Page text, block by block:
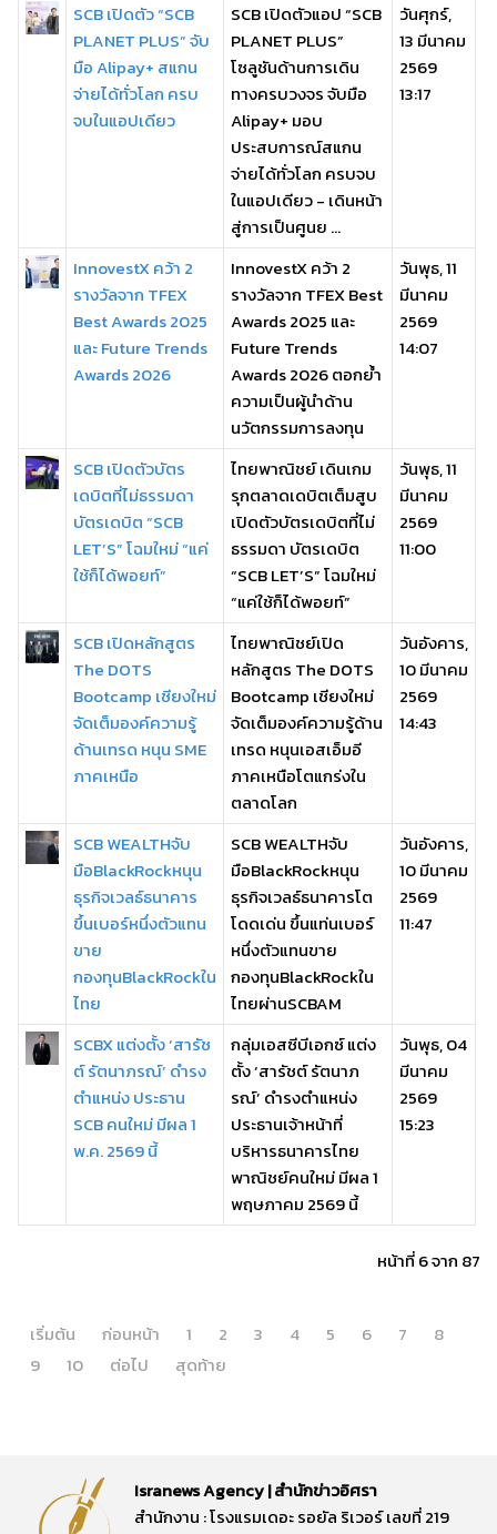
SCB เปิดตัว “SCB
PLANET PLUS” จับ
มือ Alipay+ สแกน
จ่ายได้ทั่วโลก ครบ
จบในแอปเดียว
SCB เปิดตัวแอป “SCB
PLANET PLUS”
โซลูชันด้านการเดิน
ทางครบวงจร จับมือ
Alipay+ มอบ
ประสบการณ์สแกน
จ่ายได้ทั่วโลก ครบจบ
ในแอปเดียว - เดินหน้า
สู่การเป็นศูนย ...
วันศุกร์,
13 มีนาคม
2569
13:17
InnovestX คว้า 2
รางวัลจาก TFEX
Best Awards 2025
และ Future Trends
Awards 2026
InnovestX คว้า 2
รางวัลจาก TFEX Best
Awards 2025 และ
Future Trends
Awards 2026 ตอกย้ำ
ความเป็นผู้นำด้าน
นวัตกรรมการลงทุน
วันพุธ, 11
มีนาคม
2569
14:07
SCB เปิดตัวบัตร
เดบิตที่ไม่ธรรมดา
บัตรเดบิต “SCB
LET’S” โฉมใหม่ “แค่
ใช้ก็ได้พอยท์”
ไทยพาณิชย์ เดินเกม
รุกตลาดเดบิตเต็มสูบ
เปิดตัวบัตรเดบิตที่ไม่
ธรรมดา บัตรเดบิต
“SCB LET’S” โฉมใหม่
“แค่ใช้ก็ได้พอยท์”
วันพุธ, 11
มีนาคม
2569
11:00
SCB เปิดหลักสูตร
The DOTS
Bootcamp เชียงใหม่
จัดเต็มองค์ความรู้
ด้านเทรด หนุน SME
ภาคเหนือ
ไทยพาณิชย์เปิด
หลักสูตร The DOTS
Bootcamp เชียงใหม่
จัดเต็มองค์ความรู้ด้าน
เทรด หนุนเอสเอ็มอี
ภาคเหนือโตแกร่งใน
ตลาดโลก
วันอังคาร,
10 มีนาคม
2569
14:43
SCB WEALTHจับ
มือBlackRockหนุน
ธุรกิจเวลธ์ธนาคาร
ขึ้นเบอร์หนึ่งตัวแทน
ขาย
กองทุนBlackRockใน
ไทย
SCB WEALTHจับ
มือBlackRockหนุน
ธุรกิจเวลธ์ธนาคารโต
โดดเด่น ขึ้นแท่นเบอร์
หนึ่งตัวแทนขาย
กองทุนBlackRockใน
ไทยผ่านSCBAM
วันอังคาร,
10 มีนาคม
2569
11:47
SCBX แต่งตั้ง ‘สารัช
ต์ รัตนาภรณ์’ ดำรง
ตำแหน่ง ประธาน
SCB คนใหม่ มีผล 1
พ.ค. 2569 นี้
กลุ่มเอสซีบีเอกซ์ แต่ง
ตั้ง ‘สารัชต์ รัตนาภ
รณ์’ ดำรงตำแหน่ง
ประธานเจ้าหน้าที่
บริหารธนาคารไทย
พาณิชย์คนใหม่ มีผล 1
พฤษภาคม 2569 นี้
วันพุธ, 04
มีนาคม
2569
15:23
หน้าที่ 6 จาก 87
เริ่มต้น ก่อนหน้า 1 2 3 4 5 6 7
8
9
10 ต่อไป สุดท้าย
Isranews Agency | สำนักข่าวอิศรา
สำนักงาน : โรงแรมเดอะ รอยัล ริเวอร์ เลขที่ 219